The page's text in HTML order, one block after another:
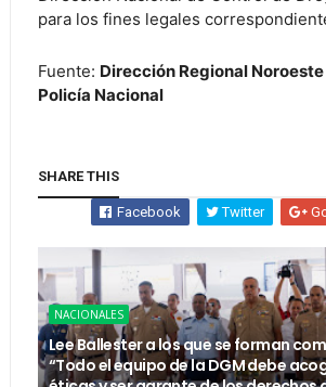
para los fines legales
Fuente: Dirección Regional Noroeste
Policía Nacional
SHARE THIS
Facebook Twitter
NACIONALES
Lee Ballester a los que se forman
“Todo el equipo de la DGM debe